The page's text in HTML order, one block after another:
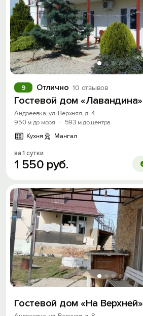
Отлично 10 отзывов
9
Гостевой дом «Лавандина»
Андреевка, ул. Верхняя, д. 4
950 м до моря
·
593 м до центра
Кухня
Мангал
за 1 сутки
1 550 руб.
Гостевой дом «На Верхней»